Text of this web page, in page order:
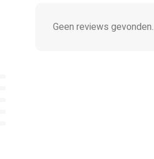
Geen reviews